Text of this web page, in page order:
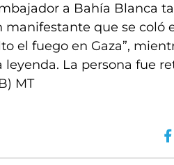
a Bahía Blanca
que se coló
el fuego en Gaza”,
La persona fue
MT